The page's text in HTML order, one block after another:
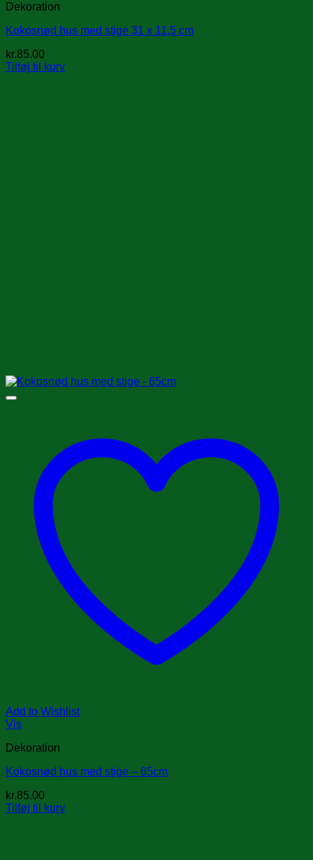
Dekoration
Kokosnød hus med stige 31 x 11,5 cm
kr.85.00
Tilføj til kurv
Add to Wishlist
Vis
Dekoration
Kokosnød hus med stige – 65cm
kr.85.00
Tilføj til kurv